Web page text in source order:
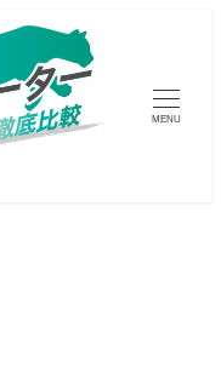
MENU